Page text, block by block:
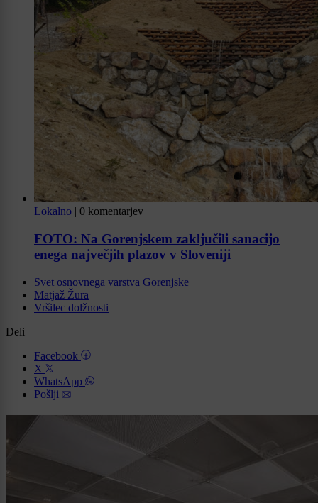
Lokalno | 0 komentarjev
FOTO: Na Gorenjskem zaključili sanacijo
enega največjih plazov v Sloveniji
Svet osnovnega varstva Gorenjske
Matjaž Žura
Vršilec dolžnosti
Deli
Facebook
X
WhatsApp
Pošlji